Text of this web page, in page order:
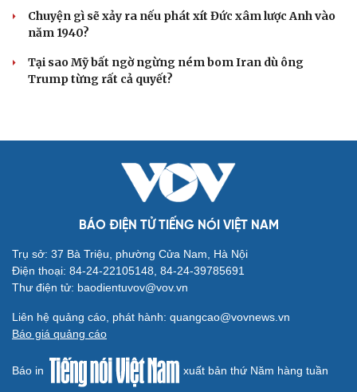
Chuyện gì sẽ xảy ra nếu phát xít Đức xâm lược Anh vào
năm 1940?
Tại sao Mỹ bất ngờ ngừng ném bom Iran dù ông
Trump từng rất cả quyết?
BÁO ĐIỆN TỬ TIẾNG NÓI VIỆT NAM
Trụ sở: 37 Bà Triệu, phường Cửa Nam, Hà Nội
Điện thoại: 84-24-22105148, 84-24-39785691
Thư điện tử: baodientuvov@vov.vn
Liên hệ quảng cáo, phát hành: quangcao@vovnews.vn
Báo giá quảng cáo
Báo in xuất bản thứ Năm hàng tuần